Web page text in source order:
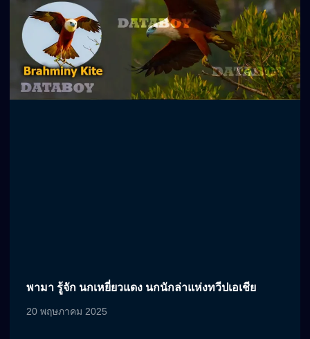
พามา รู้จัก นกเหยี่ยวแดง นกนักล่าแห่งทวีปเอเชีย
20 พฤษภาคม 2025